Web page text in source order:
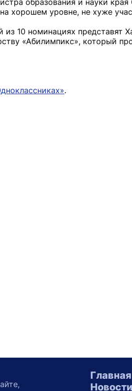
образования и науки
хорошем уровне, не хуже
10 номинациях представят
«Абилимпикс», который
.
Главная
Новости